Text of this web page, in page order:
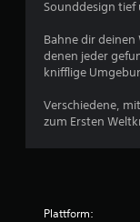
Sounddesign tief
Bahne dir
denen jeder
knifflige
Verschiedene,
zum Ersten
Plattform: